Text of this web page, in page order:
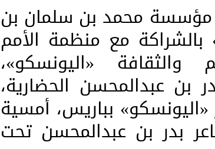
مؤسسة محمد بن سلمان بن
بالشراكة مع منظمة الأمم
والثقافة «اليونسكو»،
بن عبدالمحسن الحضارية،
بباريس، أمسية
بدر بن عبدالمحسن تحت